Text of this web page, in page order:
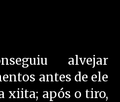
alvejar
antes de ele
xiita; após o tiro,